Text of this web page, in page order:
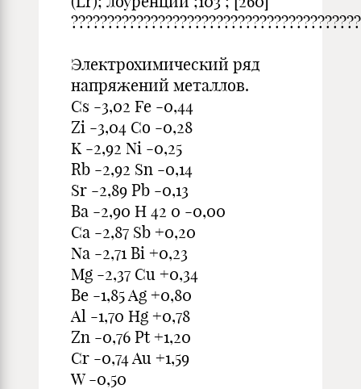
Электрохимический ряд
напряжений металлов.
Cs -3,02 Fe -0,44
Zi -3,04 Co -0,28
K -2,92 Ni -0,25
Rb -2,92 Sn -0,14
Sr -2,89 Pb -0,13
Ba -2,90 H 42 0 -0,00
Ca -2,87 Sb +0,20
Na -2,71 Bi +0,23
Mg -2,37 Cu +0,34
Be -1,85 Ag +0,80
Al -1,70 Hg +0,78
Zn -0,76 Pt +1,20
Cr -0,74 Au +1,59
W -0,50